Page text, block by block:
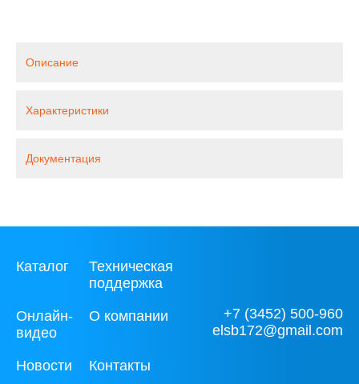
Описание
Характеристики
Документация
Каталог
Техническая
поддержка
Онлайн-
видео
О компании
Новости Контакты
+7 (3452) 500-960
elsb172@gmail.com